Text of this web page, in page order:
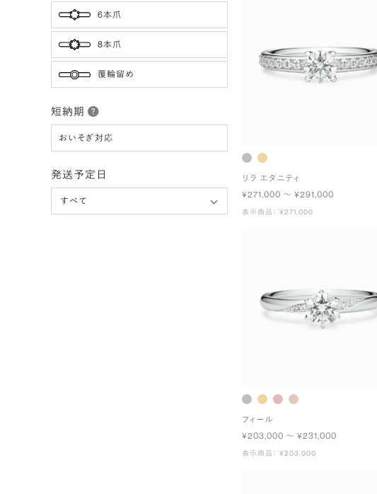
6本爪
8本爪
覆輪留め
短納期
おいそぎ対応
発送予定日
リラ エタニティ
¥271,000 〜 ¥291,000
表示商品： ¥271,000
フィール
¥203,000 〜 ¥231,000
表示商品： ¥203,000